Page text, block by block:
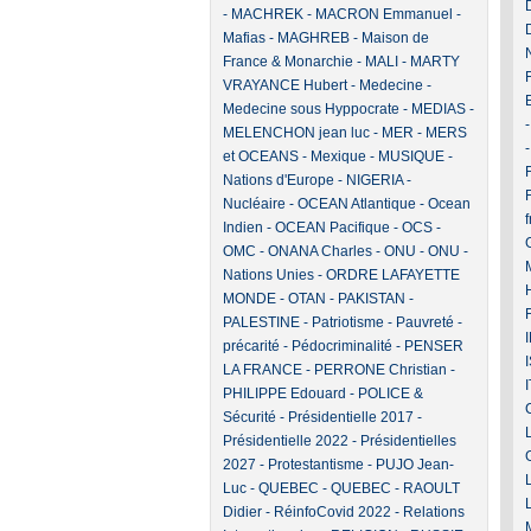
- MACHREK- MACRON Emmanuel -
Mafias- MAGHREB- Maison de
France & Monarchie - MALI - MARTY
VRAYANCE Hubert- Medecine -
Medecine sous Hyppocrate - MEDIAS-
MELENCHON jean luc- MER - MERS
et OCEANS- Mexique - MUSIQUE-
Nations d'Europe - NIGERIA-
Nucléaire - OCEAN Atlantique - Ocean
Indien - OCEAN Pacifique - OCS-
OMC - ONANA Charles- ONU - ONU -
Nations Unies- ORDRE LAFAYETTE
MONDE- OTAN - PAKISTAN -
PALESTINE- Patriotisme - Pauvreté -
précarité - Pédocriminalité - PENSER
LA FRANCE- PERRONE Christian -
PHILIPPE Edouard - POLICE &
Sécurité - Présidentielle 2017 -
Présidentielle 2022 - Présidentielles
2027 - Protestantisme - PUJO Jean-
Luc- QUEBEC - QUEBEC - RAOULT
Didier- RéinfoCovid 2022 - Relations